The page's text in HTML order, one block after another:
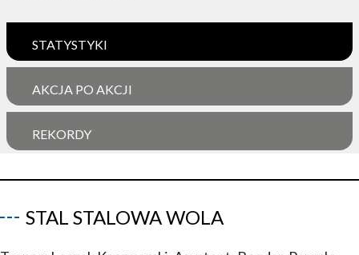
STATYSTYKI
AKCJA PO AKCJI
REKORDY
STAL STALOWA WOLA